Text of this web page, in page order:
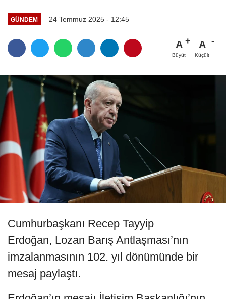
GÜNDEM 24 Temmuz 2025 - 12:45
A
Büyüt
A
Küçült
Cumhurbaşkanı Recep Tayyip
Erdoğan, Lozan Barış Antlaşması’nın
imzalanmasının 102. yıl dönümünde bir
mesaj paylaştı.